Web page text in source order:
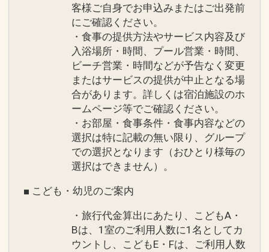
客様ご自身でお申込みまたはご出発前
にご確認ください。
・食事の提供方法やサービス内容及び
入浴場所・時間、プール営業・時間、
ビーチ営業・時間などが予告なく変更
またはサービスの提供が中止となる場
合があります。詳しくは宿泊施設のホ
ームページ等でご確認ください。
・お部屋・食事条件・食事内容などの
選択は特に記載の無い限り、グループ
での選択となります（おひとり様毎の
選択はできません）。
■ こども・幼児のご案内
・旅行代金算出にあたり、こどもA・
Bは、1室のご利用人数に1名としてカ
ウントし、こどもE・Fは、ご利用人数